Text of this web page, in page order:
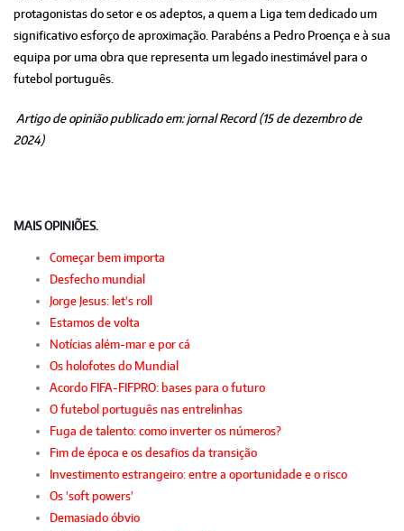
protagonistas do setor e os adeptos, a quem a Liga tem dedicado um
significativo esforço de aproximação. Parabéns a Pedro Proença e à sua
equipa por uma obra que representa um legado inestimável para o
futebol português.
Artigo de opinião publicado em: jornal Record (15 de dezembro de
2024)
MAIS OPINIÕES.
Começar bem importa
Desfecho mundial
Jorge Jesus: let's roll
Estamos de volta
Notícias além-mar e por cá
Os holofotes do Mundial
Acordo FIFA-FIFPRO: bases para o futuro
O futebol português nas entrelinhas
Fuga de talento: como inverter os números?
Fim de época e os desafios da transição
Investimento estrangeiro: entre a oportunidade e o risco
Os 'soft powers'
Demasiado óbvio